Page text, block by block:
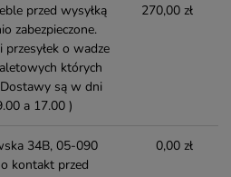
przed wysyłką
zabezpieczone.
o wadze
których
Dostawy są w dni
a 17.00 )
270,00 zł
34B, 05-090
kontakt przed
0,00 zł